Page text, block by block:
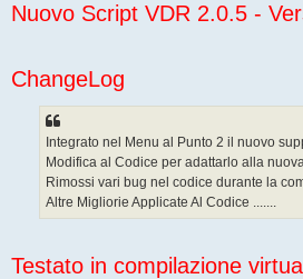
s
s
i
o
Nuovo Script VDR 2.0.5 -
ChangeLog
Integrato nel Menu al Punto 2 il nuovo
Modifica al Codice per adattarlo alla
Rimossi vari bug nel codice durante la
Altre Migliorie Applicate Al Codice .......
Testato in compilazione